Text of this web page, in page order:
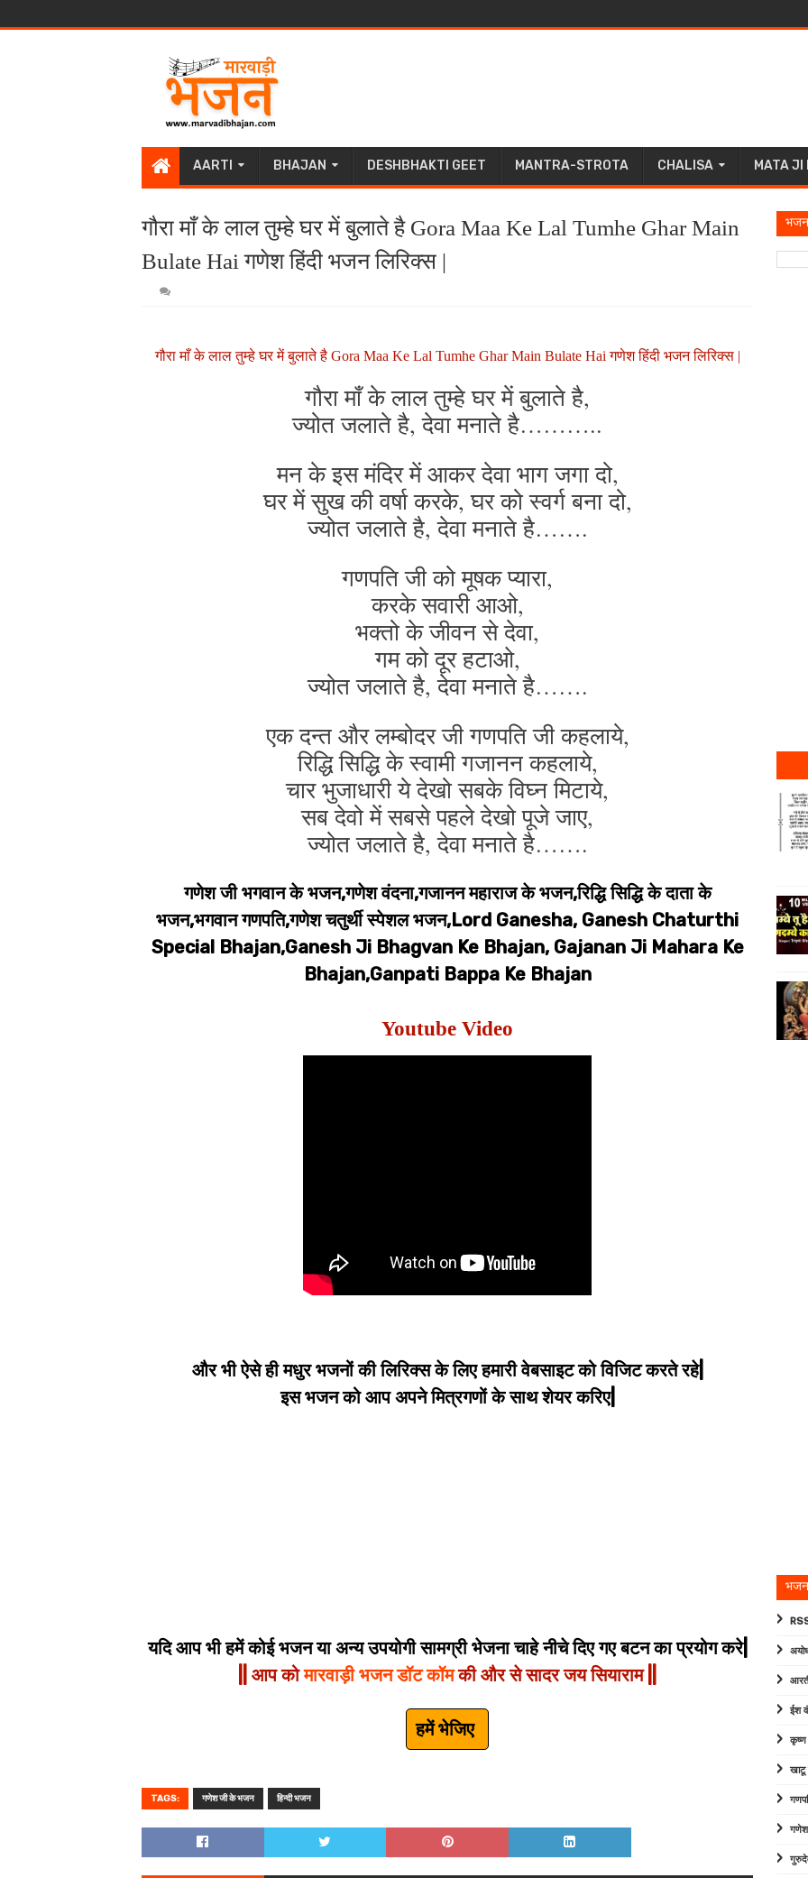
AARTI BHAJAN DESHBHAKTI GEET MANTRA-STROTA CHALISA MATA JI
गौरा माँ के लाल तुम्हे घर में बुलाते है Gora Maa Ke Lal Tumhe Ghar Main
Bulate Hai गणेश हिंदी भजन लिरिक्स |
गौरा माँ के लाल तुम्हे घर में बुलाते है Gora Maa Ke Lal Tumhe Ghar Main Bulate Hai गणेश हिंदी भजन लिरिक्स |
गौरा माँ के लाल तुम्हे घर में बुलाते है,
ज्योत जलाते है, देवा मनाते है………..
मन के इस मंदिर में आकर देवा भाग जगा दो,
घर में सुख की वर्षा करके, घर को स्वर्ग बना दो,
ज्योत जलाते है, देवा मनाते है…….
गणपति जी को मूषक प्यारा,
करके सवारी आओ,
भक्तो के जीवन से देवा,
गम को दूर हटाओ,
ज्योत जलाते है, देवा मनाते है…….
एक दन्त और लम्बोदर जी गणपति जी कहलाये,
रिद्धि सिद्धि के स्वामी गजानन कहलाये,
चार भुजाधारी ये देखो सबके विघ्न मिटाये,
सब देवो में सबसे पहले देखो पूजे जाए,
ज्योत जलाते है, देवा मनाते है…….
गणेश जी भगवान के भजन,गणेश वंदना,गजानन महाराज के भजन,रिद्धि सिद्धि के दाता के
भजन,भगवान गणपति,गणेश चतुर्थी स्पेशल भजन,Lord Ganesha, Ganesh Chaturthi
Special Bhajan,Ganesh Ji Bhagvan Ke Bhajan, Gajanan Ji Mahara Ke
Bhajan,Ganpati Bappa Ke Bhajan
Youtube Video
और भी ऐसे ही मधुर भजनों की लिरिक्स के लिए हमारी वेबसाइट को विजिट करते रहे|
इस भजन को आप अपने मित्रगणों के साथ शेयर करिए|
यदि आप भी हमें कोई भजन या अन्य उपयोगी सामग्री भेजना चाहे नीचे दिए गए बटन का प्रयोग करे|
|| आप कोमारवाड़ी भजन डॉट कॉमकी और से सादर जय सियाराम ||
हमें भेजिए
TAGS: गणेश जी के भजन हिन्दी भजन
ईश
खाटू